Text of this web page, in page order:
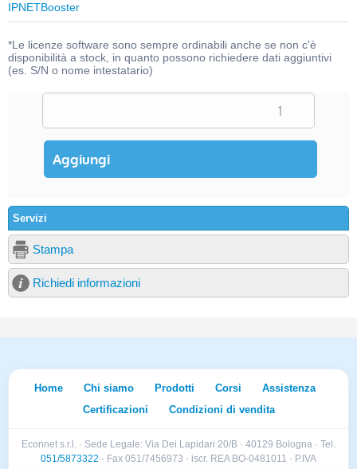
IPNETBooster
*Le licenze software sono sempre ordinabili anche se non c'è
disponibilità a stock, in quanto possono richiedere dati aggiuntivi
(es. S/N o nome intestatario)
Servizi
Stampa
Richiedi informazioni
Home Chi siamo Prodotti Corsi
Assistenza
Certificazioni
Condizioni di vendita
Econnet s.r.l. · Sede Legale: Via Dei Lapidari 20/B · 40129 Bologna · Tel.
051/5873322 · Fax 051/7456973 · iscr. REA BO-0481011 · P.IVA